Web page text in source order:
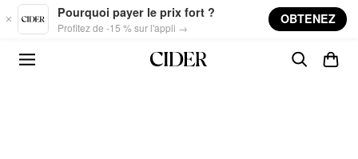
Skip to main content
Pourquoi payer le prix fort ?
Profitez de -15 % sur l'appli →
OBTENEZ